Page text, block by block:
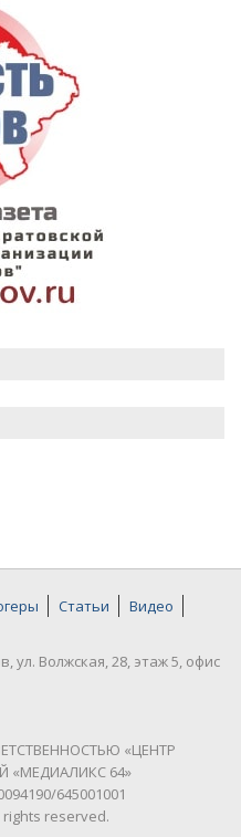
Статьи
Видео
ул. Волжская, 28, этаж 5, офис
«ЦЕНТР
«МЕДИАЛИКС 64»
645001001
rights reserved.